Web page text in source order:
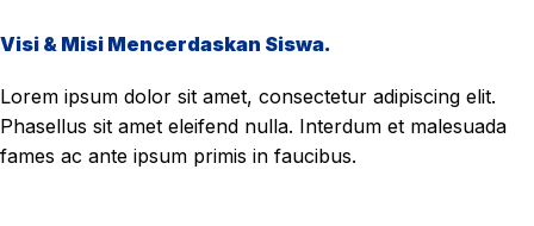
Visi & Misi Mencerdaskan Siswa.
Lorem ipsum dolor sit amet, consectetur adipiscing elit.
Phasellus sit amet eleifend nulla. Interdum et malesuada
fames ac ante ipsum primis in faucibus.